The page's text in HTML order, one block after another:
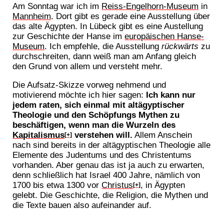
Am Sonntag war ich im Reiss-Engelhorn-Museum in
Mannheim. Dort gibt es gerade eine Ausstellung über
das alte Ägypten. In Lübeck gibt es eine Austellung
zur Geschichte der Hanse imeuropäischen Hanse-
Museum. Ich empfehle, die Ausstellungrückwärts zu
durchschreiten, dann weiß man am Anfang gleich
den Grund von allem und versteht mehr.
Die Aufsatz-Skizze vorweg nehmend und
motivierend möchte ich hier sagen: Ich kann nur
jedem raten, sich einmal mit altägyptischer
Theologie und den Schöpfungs Mythen zu
beschäftigen, wenn man die Wurzeln des
Kapitalismus[+] verstehen will. Allem Anschein
nach sind bereits in der altägyptischen Theologie alle
Elemente des Judentums und des Christentums
vorhanden. Aber genau das ist ja auch zu erwarten,
denn schließlich hat Israel 400 Jahre, nämlich von
1700 bis etwa 1300 vorChristus[+] , in Ägypten
gelebt. Die Geschichte, die Religion, die Mythen und
die Texte bauen also aufeinander auf.